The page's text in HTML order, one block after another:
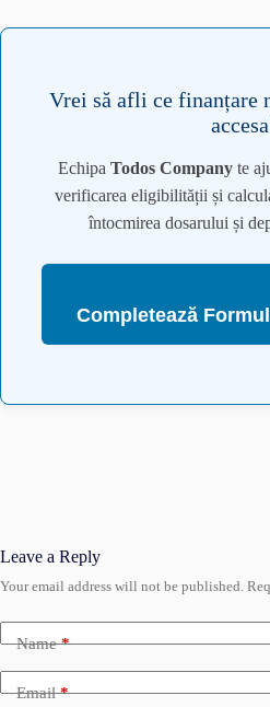
Vrei să afli ce finanțare
Echipa Todos Companyte
verificarea eligibilității și
întocmirea dosarului și
Completează
Leave a Reply
Your email address will not be published.
Name*
Email*